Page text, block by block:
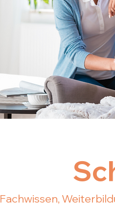
Fachwissen,